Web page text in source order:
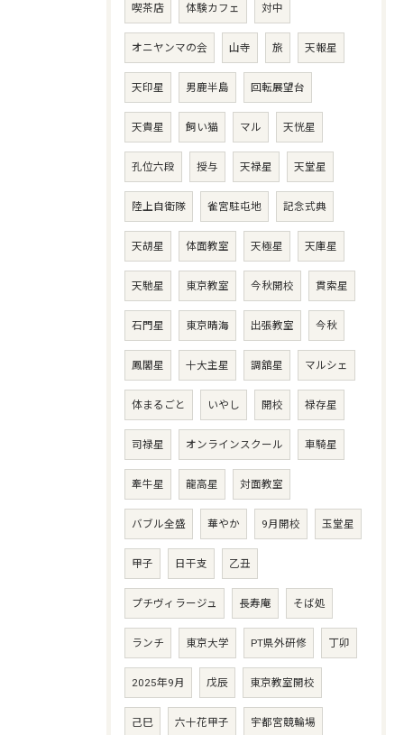
喫茶店 体験カフェ 対中
オニヤンマの会 山寺 旅 天報星
天印星 男鹿半島 回転展望台
天貴星 飼い猫 マル 天恍星
孔位六段 授与 天禄星 天堂星
陸上自衛隊 雀宮駐屯地 記念式典
天胡星 体面教室 天極星 天庫星
天馳星 東京教室 今秋開校 貫索星
石門星 東京晴海 出張教室 今秋
鳳閣星 十大主星 調舘星 マルシェ
体まるごと いやし 開校 禄存星
司禄星 オンラインスクール 車騎星
牽牛星 龍高星 対面教室
バブル全盛 華やか 9月開校 玉堂星
甲子 日干支 乙丑
プチヴィラージュ 長寿庵 そば処
ランチ 東京大学 PT県外研修 丁卯
2025年9月 戊辰 東京教室開校
己巳 六十花甲子 宇都宮競輪場